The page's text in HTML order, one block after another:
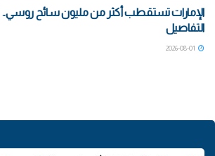
الإمارات تستقطب أكثر من مليون سائح روسي..
التفاصيل
2026-08-01